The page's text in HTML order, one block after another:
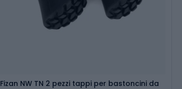
Fizan NW TN 2 pezzi tappi per bastoncini da